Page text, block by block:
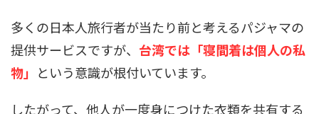
多くの日本人旅行者が当たり前と考えるパジャマの
提供サービスですが、 台湾では「寝間着は個人の私
物」 という意識が根付いています。
したがって、他人が一度身につけた衣類を共有する